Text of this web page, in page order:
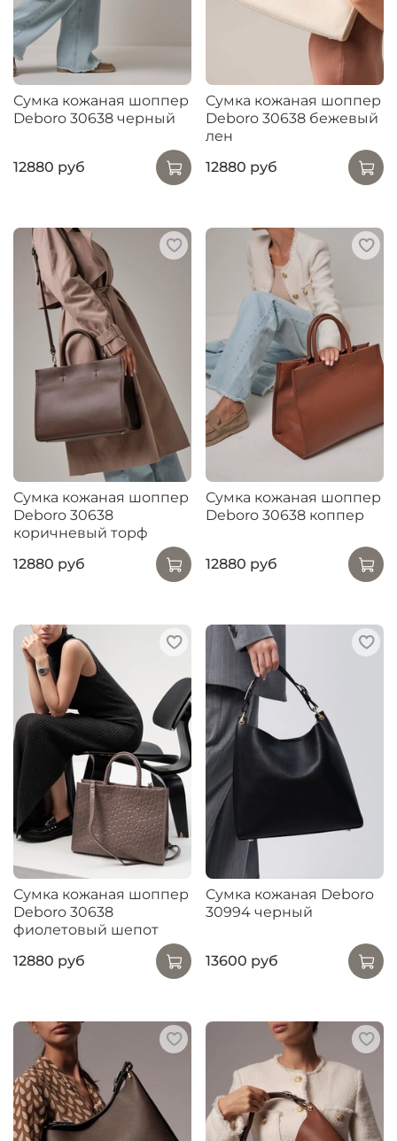
Сумка кожаная шоппер
Deboro 30638 черный
12880 руб
Сумка кожаная шоппер
Deboro 30638 бежевый
лен
12880 руб
Сумка кожаная шоппер
Deboro 30638
коричневый торф
12880 руб
Сумка кожаная шоппер
Deboro 30638 коппер
12880 руб
Сумка кожаная шоппер
Deboro 30638
фиолетовый шепот
12880 руб
Сумка кожаная Deboro
30994 черный
13600 руб